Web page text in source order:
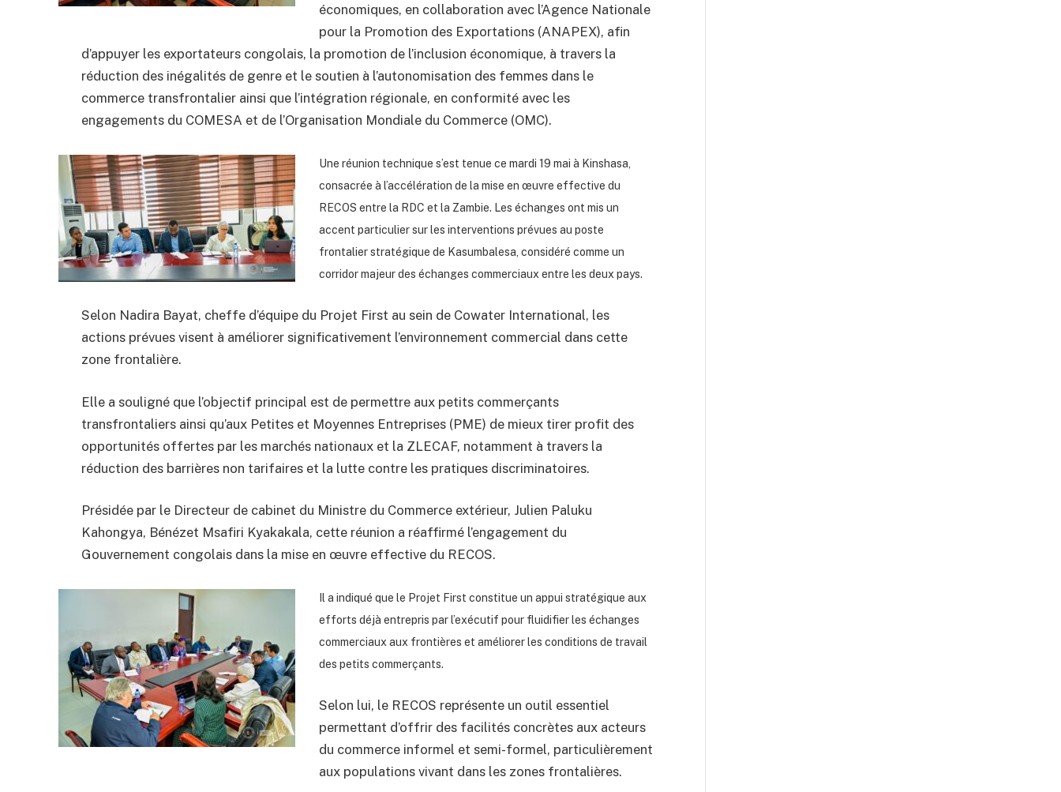
économiques, en collaboration avec l’Agence Nationale
pour la Promotion des Exportations (ANAPEX), afin
d’appuyer les exportateurs congolais, la promotion de l’inclusion économique, à travers la
réduction des inégalités de genre et le soutien à l’autonomisation des femmes dans le
commerce transfrontalier ainsi que l’intégration régionale, en conformité avec les
engagements du COMESA et de l’Organisation Mondiale du Commerce (OMC).
Une réunion technique s’est tenue ce mardi 19 mai à Kinshasa,
consacrée à l’accélération de la mise en œuvre effective du
RECOS entre la RDC et la Zambie. Les échanges ont mis un
accent particulier sur les interventions prévues au poste
frontalier stratégique de Kasumbalesa, considéré comme un
corridor majeur des échanges commerciaux entre les deux pays.
Selon Nadira Bayat, cheffe d’équipe du Projet First au sein de Cowater International, les
actions prévues visent à améliorer significativement l’environnement commercial dans cette
zone frontalière.
Elle a souligné que l’objectif principal est de permettre aux petits commerçants
transfrontaliers ainsi qu’aux Petites et Moyennes Entreprises (PME) de mieux tirer profit des
opportunités offertes par les marchés nationaux et la ZLECAF, notamment à travers la
réduction des barrières non tarifaires et la lutte contre les pratiques discriminatoires.
Présidée par le Directeur de cabinet du Ministre du Commerce extérieur, Julien Paluku
Kahongya, Bénézet Msafiri Kyakakala, cette réunion a réaffirmé l’engagement du
Gouvernement congolais dans la mise en œuvre effective du RECOS.
Il a indiqué que le Projet First constitue un appui stratégique aux
efforts déjà entrepris par l’exécutif pour fluidifier les échanges
commerciaux aux frontières et améliorer les conditions de travail
des petits commerçants.
Selon lui, le RECOS représente un outil essentiel
permettant d’offrir des facilités concrètes aux acteurs
du commerce informel et semi-formel, particulièrement
aux populations vivant dans les zones frontalières.